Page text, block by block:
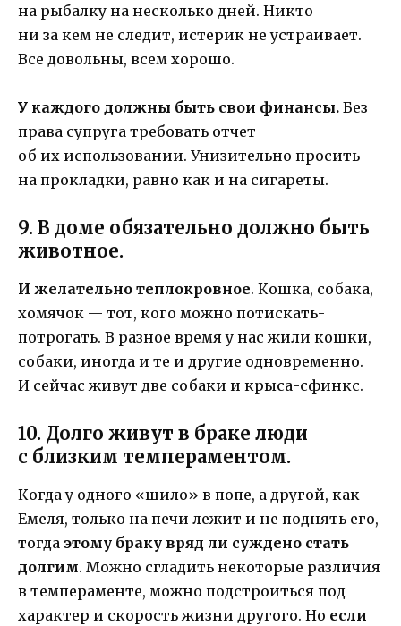
на рыбалку на несколько дней. Никто
ни за кем не следит, истерик не устраивает.
Все довольны, всем хорошо.
У каждого должны быть свои финансы. Без
права супруга требовать отчет
об их использовании. Унизительно просить
на прокладки, равно как и на сигареты.
9. В доме обязательно должно быть
животное.
И желательно теплокровное. Кошка, собака,
хомячок — тот, кого можно потискать-
потрогать. В разное время у нас жили кошки,
собаки, иногда и те и другие одновременно.
И сейчас живут две собаки и крыса-сфинкс.
10. Долго живут в браке люди
с близким темпераментом.
Когда у одного «шило» в попе, а другой, как
Емеля, только на печи лежит и не поднять его,
тогда этому браку вряд ли суждено стать
долгим. Можно сгладить некоторые различия
в темпераменте, можно подстроиться под
характер и скорость жизни другого. Но если